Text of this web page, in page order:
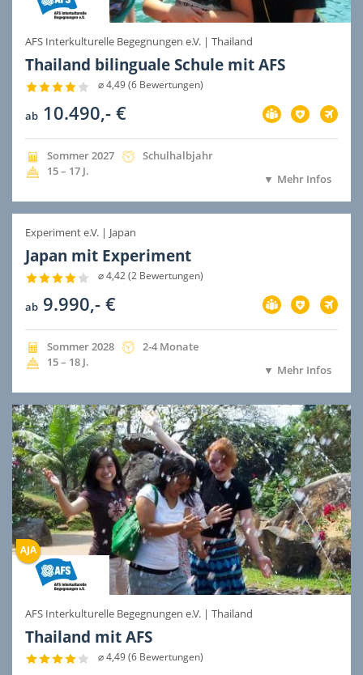
AFS Interkulturelle Begegnungen e.V. | Thailand
Thailand bilinguale Schule mit AFS
⌀ 4,49 (6 Bewertungen)
ab 10.490,- €
Vorbereitung
im
Preis
Versicherung
im
Preis
Flug
im
Preis
Jahreszeit
der
Ausreise
Sommer Jahr
2027 Dauer
Schulhalbjahr
Alter
15 – 17 J.
Mehr Infos
Experiment e.V. | Japan
Japan mit Experiment
⌀ 4,42 (2 Bewertungen)
ab 9.990,- €
Vorbereitung
im
Preis
Versicherung
im
Preis
Flug
im
Preis
Jahreszeit
der
Ausreise
Sommer Jahr
2028 Dauer
2-4 Monate
Alter
15 – 18 J.
Mehr Infos
AFS Interkulturelle Begegnungen e.V. | Thailand
Thailand mit AFS
⌀ 4,49 (6 Bewertungen)